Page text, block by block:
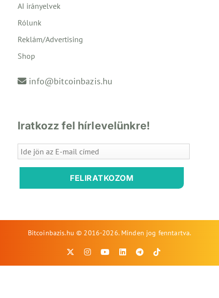
AI irányelvek
Rólunk
Reklám/Advertising
Shop
info@bitcoinbazis.hu
Iratkozz fel hírlevelünkre!
FELIRATKOZOM
Bitcoinbazis.hu © 2016-2026. Minden jog fenntartva.